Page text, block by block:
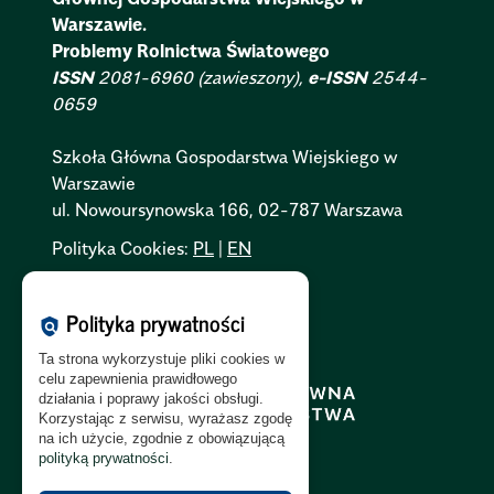
Warszawie.
Problemy Rolnictwa Światowego
ISSN2081-6960 (zawieszony), e-ISSN2544-
0659
Szkoła Główna Gospodarstwa Wiejskiego w
Warszawie
ul. Nowoursynowska 166, 02-787 Warszawa
Polityka Cookies: PL | EN
Polityka RODO:PL|EN
policy Polityka prywatności
Ta strona wykorzystuje pliki cookies w
celu zapewnienia prawidłowego
działania i poprawy jakości obsługi.
Korzystając z serwisu, wyrażasz zgodę
na ich użycie, zgodnie z obowiązującą
polityką prywatności